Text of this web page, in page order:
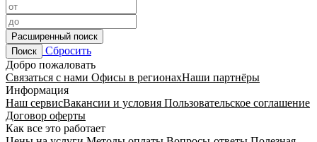
Расширенный поиск
Поиск
Сбросить
Добро пожаловать
Связаться с нами Офисы в регионахНаши партнёры
Информация
Наш сервисВакансии и условия Пользовательское соглашение
Договор оферты
Как все это работает